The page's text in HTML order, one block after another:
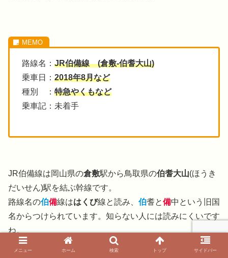
路線名： JR伯備線 (倉敷-伯耆大山)
乗車日： 2018年8月など
種別 ： 特急やくもなど
乗車記：未着手
JR伯備線は岡山県の倉敷駅から鳥取県の伯耆大山(ほうき
だいせん)駅を結ぶ幹線です。
路線名の伯備線ははくび線と読み、 伯耆と備中という旧国
名からつけられています。知らない人には読みにくいです
ね。
メニュー ホーム 検索 トップ サイドバー